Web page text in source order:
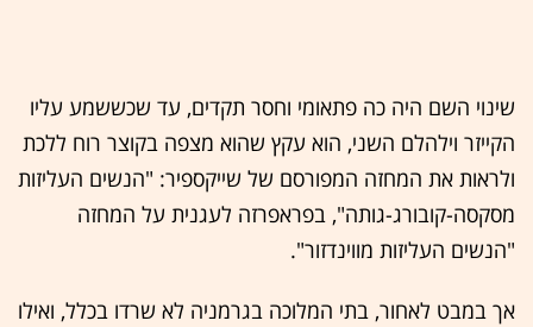
שינוי השם היה כה פתאומי וחסר תקדים, עד שכששמע עליו
הקייזר וילהלם השני, הוא עקץ שהוא מצפה בקוצר רוח ללכת
ולראות את המחזה המפורסם של שייקספיר: "הנשים העליזות
מסקסה-קובורג-גותה", בפראפרזה לעגנית על המחזה
"הנשים העליזות מווינדזור".
אך במבט לאחור, בתי המלוכה בגרמניה לא שרדו בכלל, ואילו